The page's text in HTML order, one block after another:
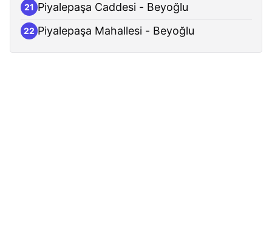
21 Piyalepaşa Caddesi - Beyoğlu
22 Piyalepaşa Mahallesi - Beyoğlu